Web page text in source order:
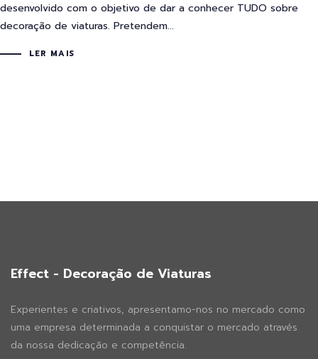
desenvolvido com o objetivo de dar a conhecer TUDO sobre
decoração de viaturas. Pretendem...
LER MAIS
Effect - Decoração de Viaturas
Experientes e criativos, apresentamo-nos no mercado como
uma empresa determinada a conquistar o mercado através
da nossa dedicação e competência.